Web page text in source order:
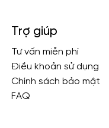
Trợ giúp
Tư vấn miễn phí
Điều khoản sử dụng
Chính sách bảo mật
FAQ